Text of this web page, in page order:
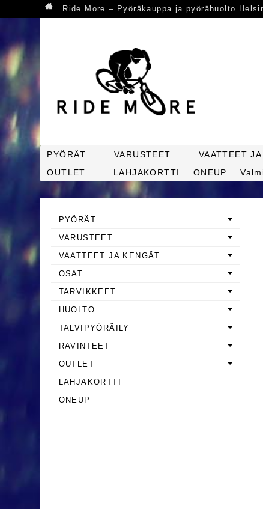
Ride More – Pyöräkauppa ja pyörähuolto
PYÖRÄT VARUSTEET VAATTEET
OUTLET
LAHJAKORTTI ONEUP
PYÖRÄT
VARUSTEET
VAATTEET JA KENGÄT
OSAT
TARVIKKEET
HUOLTO
TALVIPYÖRÄILY
RAVINTEET
OUTLET
LAHJAKORTTI
ONEUP